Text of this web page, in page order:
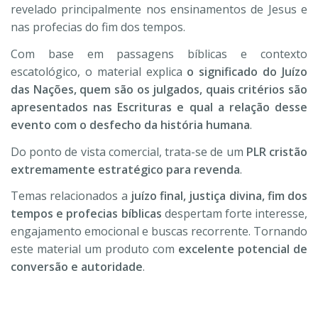
revelado principalmente nos ensinamentos de Jesus e
nas profecias do fim dos tempos.
Com base em passagens bíblicas e contexto
escatológico, o material explica o significado do Juízo
das Nações, quem são os julgados, quais critérios são
apresentados nas Escrituras e qual a relação desse
evento com o desfecho da história humana.
Do ponto de vista comercial, trata-se de um PLR cristão
extremamente estratégico para revenda.
Temas relacionados a juízo final, justiça divina, fim dos
tempos e profecias bíblicas despertam forte interesse,
engajamento emocional e buscas recorrente. Tornando
este material um produto com excelente potencial de
conversão e autoridade.